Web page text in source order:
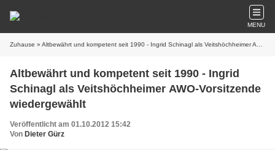
MENU
Zuhause » Altbewährt und kompetent seit 1990 - Ingrid Schinagl als Veitshöchheimer AWO-Vorsitzende wiedergewählt
Altbewährt und kompetent seit 1990 - Ingrid
Schinagl als Veitshöchheimer AWO-Vorsitzende
wiedergewählt
Veröffentlicht am 01.10.2012 15:42
Von Dieter Gürz